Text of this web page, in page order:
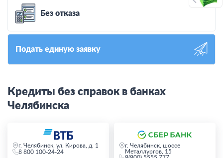
Без отказа
Подать единую заявку
Кредиты без справок в банках
Челябинска
г. Челябинск, ул. Кирова, д. 1
8 800 100-24-24
г. Челябинск, шоссе
Металлургов, 15